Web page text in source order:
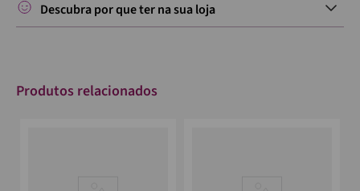
Descubra por que ter na sua loja
Produtos relacionados